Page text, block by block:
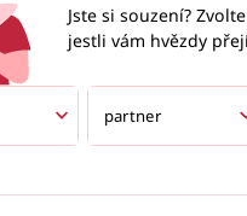
Jste si souzení?
jestli vám hvězdy